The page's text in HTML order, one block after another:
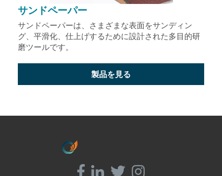
サンドペーパー
サンドペーパーは、さまざまな表面をサンディン
グ、平滑化、仕上げするために設計された多目的研
磨ツールです。
製品を見る